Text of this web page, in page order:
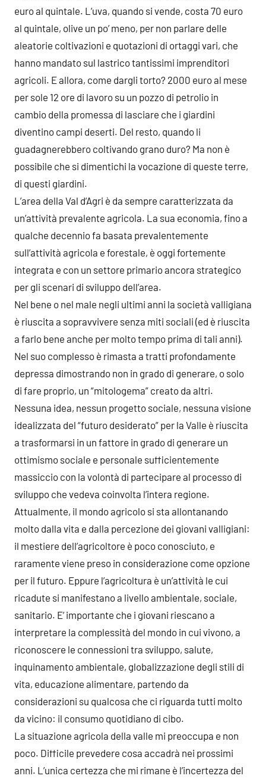
euro al quintale. L’uva, quando si vende, costa 70 euro
al quintale, olive un po’ meno, per non parlare delle
aleatorie coltivazioni e quotazioni di ortaggi vari, che
hanno mandato sul lastrico tantissimi imprenditori
agricoli. E allora, come dargli torto? 2000 euro al mese
per sole 12 ore di lavoro su un pozzo di petrolio in
cambio della promessa di lasciare che i giardini
diventino campi deserti. Del resto, quando li
guadagnerebbero coltivando grano duro? Ma non è
possibile che si dimentichi la vocazione di queste terre,
di questi giardini.
L’area della Val d’Agri è da sempre caratterizzata da
un’attività prevalente agricola. La sua economia, fino a
qualche decennio fa basata prevalentemente
sull’attività agricola e forestale, è oggi fortemente
integrata e con un settore primario ancora strategico
per gli scenari di sviluppo dell’area.
Nel bene o nel male negli ultimi anni la società valligiana
è riuscita a sopravvivere senza miti sociali (ed è riuscita
a farlo bene anche per molto tempo prima di tali anni).
Nel suo complesso è rimasta a tratti profondamente
depressa dimostrando non in grado di generare, o solo
di fare proprio, un “mitologema” creato da altri.
Nessuna idea, nessun progetto sociale, nessuna visione
idealizzata del “futuro desiderato” per la Valle è riuscita
a trasformarsi in un fattore in grado di generare un
ottimismo sociale e personale sufficientemente
massiccio con la volontà di partecipare al processo di
sviluppo che vedeva coinvolta l’intera regione.
Attualmente, il mondo agricolo si sta allontanando
molto dalla vita e dalla percezione dei giovani valligiani:
il mestiere dell’agricoltore è poco conosciuto, e
raramente viene preso in considerazione come opzione
per il futuro. Eppure l’agricoltura è un’attività le cui
ricadute si manifestano a livello ambientale, sociale,
sanitario. E’ importante che i giovani riescano a
interpretare la complessità del mondo in cui vivono, a
riconoscere le connessioni tra sviluppo, salute,
inquinamento ambientale, globalizzazione degli stili di
vita, educazione alimentare, partendo da
considerazioni su qualcosa che ci riguarda tutti molto
da vicino: il consumo quotidiano di cibo.
La situazione agricola della valle mi preoccupa e non
poco. Difficile prevedere cosa accadrà nei prossimi
anni. L’unica certezza che mi rimane è l’incertezza del